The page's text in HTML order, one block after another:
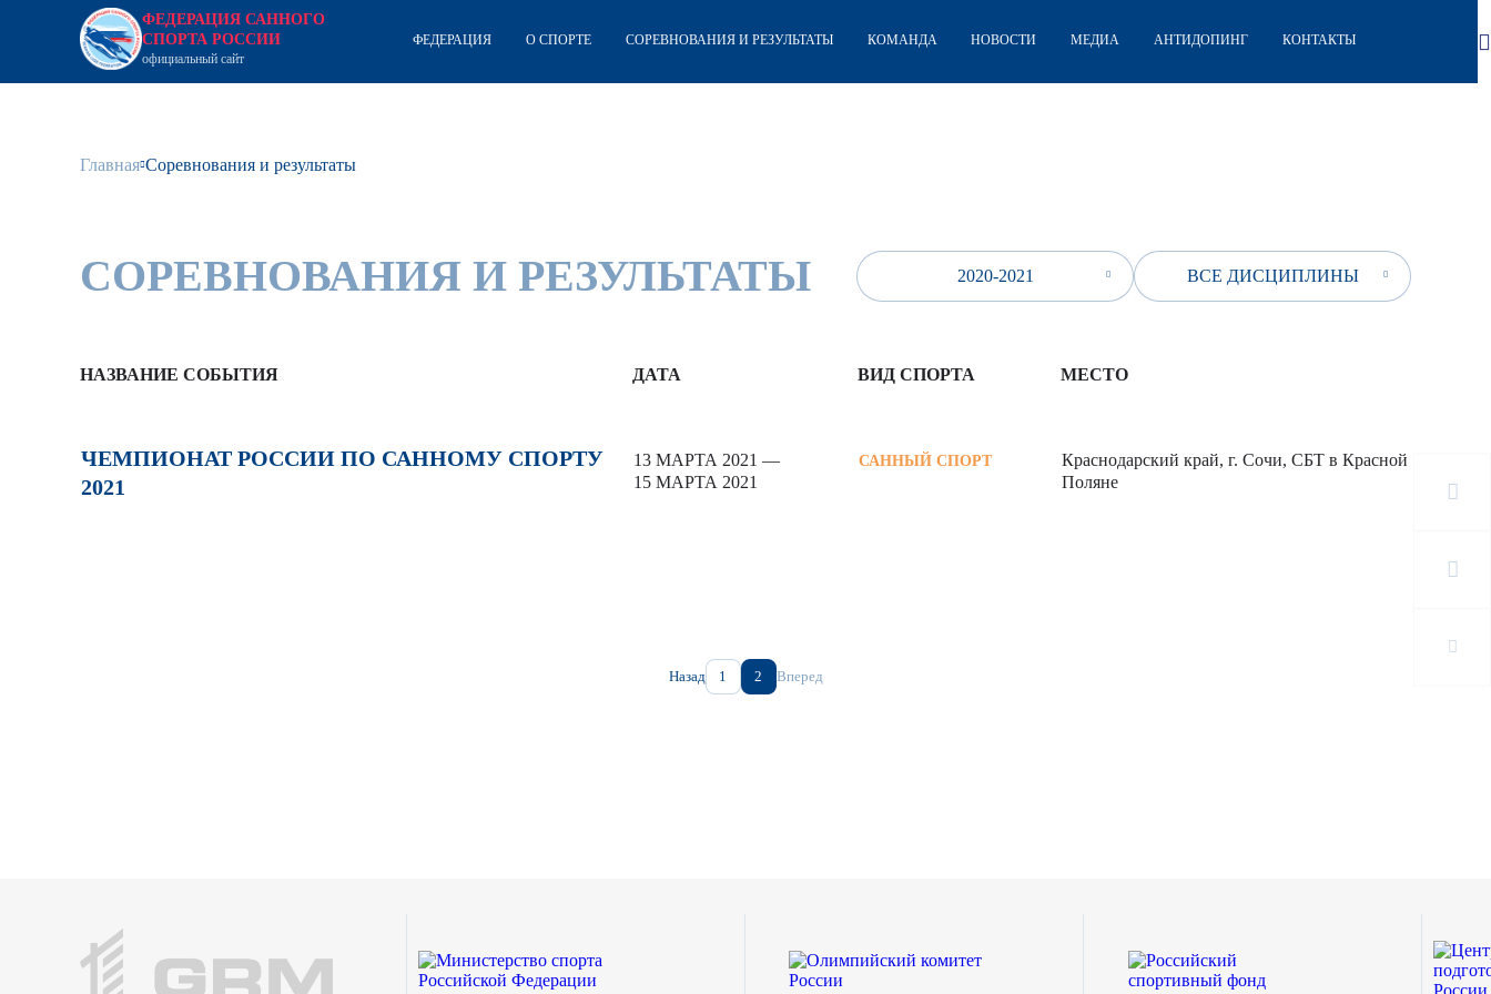
ФЕДЕРАЦИЯ САННОГО
СПОРТА РОССИИ
официальный сайт
ФЕДЕРАЦИЯ О СПОРТЕ СОРЕВНОВАНИЯ И РЕЗУЛЬТАТЫ КОМАНДА НОВОСТИ МЕДИА АНТИДОПИНГ КОНТАКТЫ
Главная Соревнования и результаты
СОРЕВНОВАНИЯ И РЕЗУЛЬТАТЫ 2020-2021 ВСЕ ДИСЦИПЛИНЫ
НАЗВАНИЕ СОБЫТИЯ ДАТА ВИД СПОРТА МЕСТО
ЧЕМПИОНАТ РОССИИ ПО САННОМУ СПОРТУ
2021
13 МАРТА 2021 —
15 МАРТА 2021
САННЫЙ СПОРТ
Краснодарский край, г. Сочи, СБТ в Красной
Поляне
Назад 1 2 Вперед